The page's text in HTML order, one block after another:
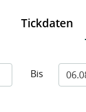
Tickdaten
Bis